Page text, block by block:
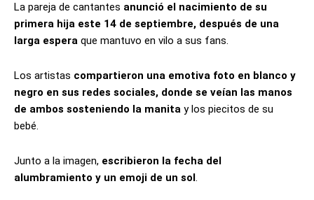
La pareja de cantantes anunció el nacimiento de su
primera hija este 14 de septiembre, después de una
larga espera que mantuvo en vilo a sus fans.
Los artistas compartieron una emotiva foto en blanco y
negro en sus redes sociales, donde se veían las manos
de ambos sosteniendo la manita y los piecitos de su
bebé.
Junto a la imagen, escribieron la fecha del
alumbramiento y un emoji de un sol.